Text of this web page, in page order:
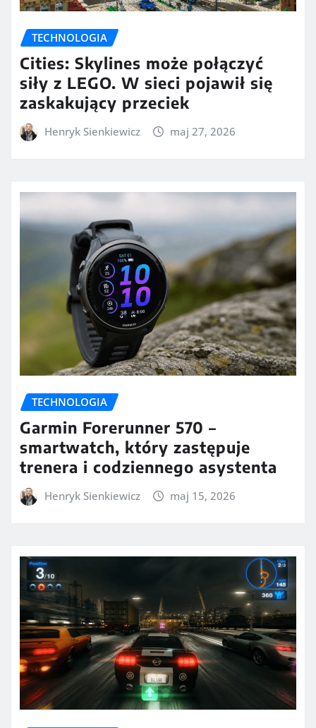
TECHNOLOGIA
Cities: Skylines może połączyć
siły z LEGO. W sieci pojawił się
zaskakujący przeciek
Henryk Sienkiewicz maj 27, 2026
TECHNOLOGIA
Garmin Forerunner 570 –
smartwatch, który zastępuje
trenera i codziennego asystenta
Henryk Sienkiewicz maj 15, 2026